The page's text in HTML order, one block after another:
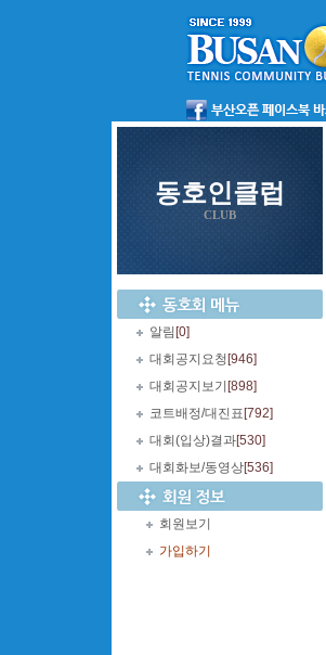
동호인클럽
CLUB
알림 [0]
대회공지요청 [946]
대회공지보기 [898]
코트배정/대진표 [792]
대회(입상)결과[530]
대회화보/동영상[536]
회원보기
가입하기